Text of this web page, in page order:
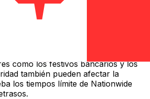
para transferencias
como los festivos bancarios y los
también pueden afectar la
los tiempos límite de Nationwide